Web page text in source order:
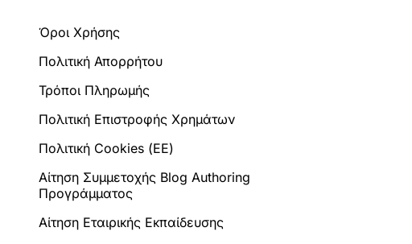
Όροι Χρήσης
Πολιτική Απορρήτου
Τρόποι Πληρωμής
Πολιτική Επιστροφής Χρημάτων
Πολιτική Cookies (ΕΕ)
Αίτηση Συμμετοχής Blog Authoring
Προγράμματος
Αίτηση Εταιρικής Εκπαίδευσης